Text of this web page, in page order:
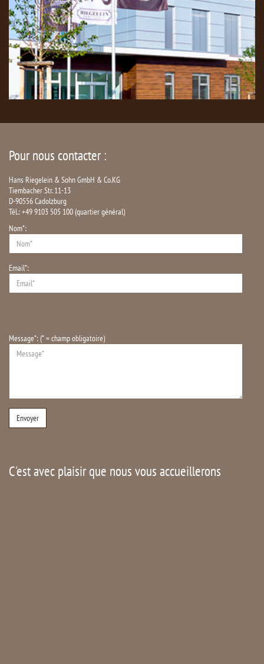
Pour nous contacter :
Hans Riegelein & Sohn GmbH & Co.KG
Tiembacher Str. 11-13
D-90556 Cadolzburg
Tél.: +49 9103 505 100 (quartier général)
Nom*:
Email*:
Message*: (* = champ obligatoire)
C'est avec plaisir que nous vous accueillerons